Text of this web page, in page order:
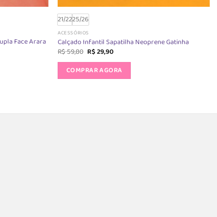
Face Arara
21/2225/26
ACESSÓRIOS
Calçado Infantil Sapatilha Neoprene Gatinha
R$59,80 O
preço
original
era:
R$ 59,80.
R$29,90O
atual
é:
R$ 29,90.
COMPRAR AGORA
As